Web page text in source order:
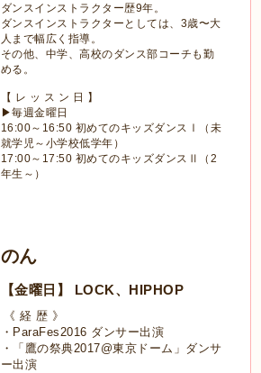
ダンスインストラクター歴9年。
ダンスインストラクターとしては、3歳〜大
人まで幅広く指導。
その他、中学、高校のダンス部コーチも勤
める。
【 レ ッ ス ン 日 】
▶毎週金曜日
16:00～16:50 初めてのキッズダンスⅠ（未
就学児～小学校低学年）
17:00～17:50 初めてのキッズダンスⅡ（2
年生～）
のん
【金曜日】 LOCK、HIPHOP
《 経 歴 》
・ ParaFes2016 ダンサー出演
・「鷹の祭典2017@東京ドーム」ダンサ
ー出演